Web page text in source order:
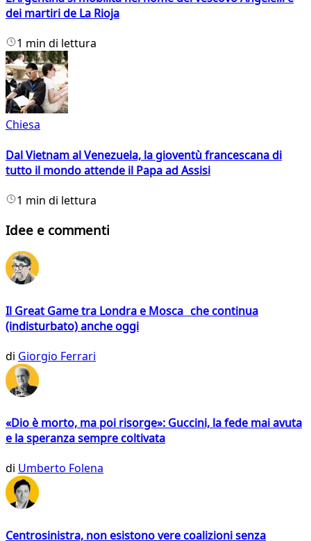
dei martiri de La Rioja
1 min di lettura
Chiesa
Dal Vietnam al Venezuela, la gioventù francescana di
tutto il mondo attende il Papa ad Assisi
1 min di lettura
Idee e commenti
Il Great Game tra Londra e Mosca che continua
(indisturbato) anche oggi
di Giorgio Ferrari
«Dio è morto, ma poi risorge»: Guccini, la fede mai avuta
e la speranza sempre coltivata
di Umberto Folena
Centrosinistra, non esistono vere coalizioni senza